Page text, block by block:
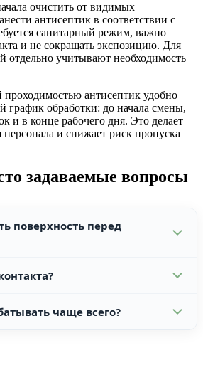
очистить от видимых
антисептик в соответствии с
санитарный режим, важно
и не сокращать экспозицию. Для
отдельно учитывают необходимость
проходимостью антисептик удобно
график обработки: до начала смены,
и в конце рабочего дня. Это делает
и снижает риск пропуска
задаваемые вопросы
поверхность перед
жир могут мешать качественной
по инструкции.
которого средство должно
чаще всего?
и другие поверхности,